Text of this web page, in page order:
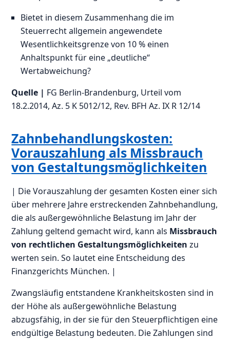
Bietet in diesem Zusammenhang die im
Steuerrecht allgemein angewendete
Wesentlichkeitsgrenze von 10 % einen
Anhaltspunkt für eine „deutliche“
Wertabweichung?
Quelle | FG Berlin-Brandenburg, Urteil vom
18.2.2014, Az. 5 K 5012/12, Rev. BFH Az. IX R 12/14
Zahnbehandlungskosten:
Vorauszahlung als Missbrauch
von Gestaltungsmöglichkeiten
| Die Vorauszahlung der gesamten Kosten einer sich
über mehrere Jahre erstreckenden Zahnbehandlung,
die als außergewöhnliche Belastung im Jahr der
Zahlung geltend gemacht wird, kann als Missbrauch
von rechtlichen Gestaltungsmöglichkeiten zu
werten sein. So lautet eine Entscheidung des
Finanzgerichts München. |
Zwangsläufig entstandene Krankheitskosten sind in
der Höhe als außergewöhnliche Belastung
abzugsfähig, in der sie für den Steuerpflichtigen eine
endgültige Belastung bedeuten. Die Zahlungen sind